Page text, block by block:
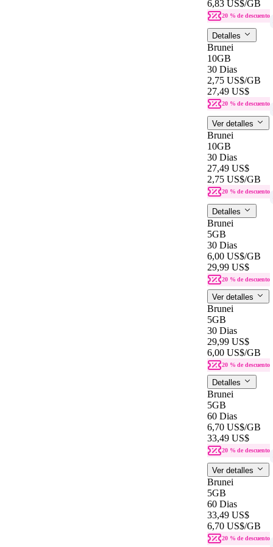
6,83 US$/GB
20 % de descuento
Detalles
Brunei
10GB
30 Dias
2,75 US$/GB
27,49 US$
20 % de descuento
Ver detalles
Brunei
10GB
30 Dias
27,49 US$
2,75 US$/GB
20 % de descuento
Detalles
Brunei
5GB
30 Dias
6,00 US$/GB
29,99 US$
20 % de descuento
Ver detalles
Brunei
5GB
30 Dias
29,99 US$
6,00 US$/GB
20 % de descuento
Detalles
Brunei
5GB
60 Dias
6,70 US$/GB
33,49 US$
20 % de descuento
Ver detalles
Brunei
5GB
60 Dias
33,49 US$
6,70 US$/GB
20 % de descuento